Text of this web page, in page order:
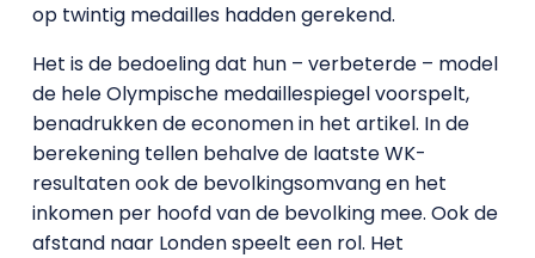
op twintig medailles hadden gerekend.
Het is de bedoeling dat hun – verbeterde – model
de hele Olympische medaillespiegel voorspelt,
benadrukken de economen in het artikel. In de
berekening tellen behalve de laatste WK-
resultaten ook de bevolkingsomvang en het
inkomen per hoofd van de bevolking mee. Ook de
afstand naar Londen speelt een rol. Het